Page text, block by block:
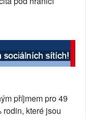
příjmem pro 49
rodin, které jsou